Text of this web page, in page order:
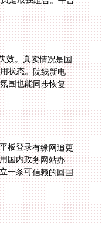
效。真实情况是国
用状态。院线新电
氛围也能同步恢复
板登录有缘网追更
用国内政务网站办
一条可信赖的回国